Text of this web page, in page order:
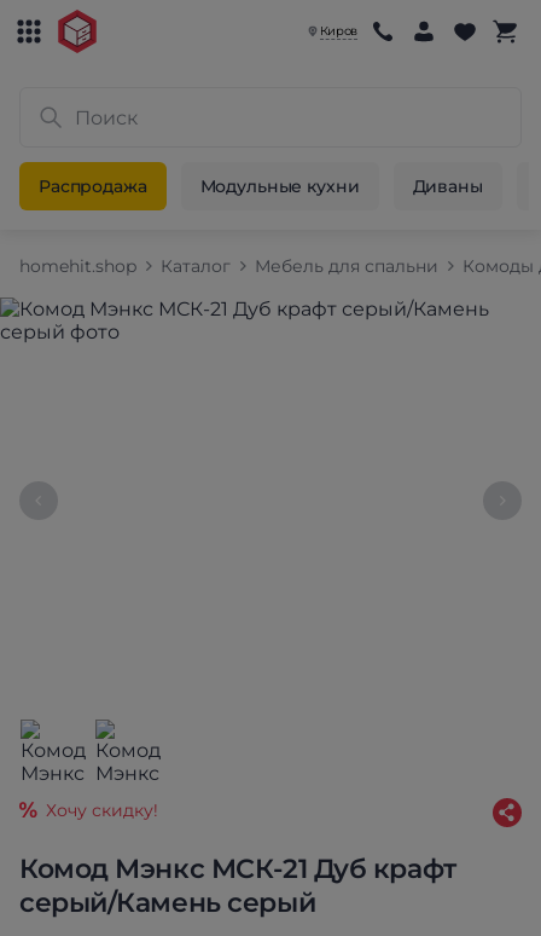
Киров
Распродажа Модульные кухни Диваны
homehit.shop Каталог Мебель для спальни Комоды
Комод Мэнкс МСК-21 Дуб крафт
серый/Камень серый
Хочу скидку!